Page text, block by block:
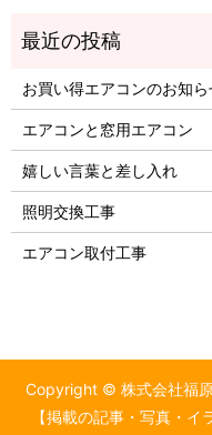
お買い得エアコンのお知ら
エアコンと窓用エアコン
嬉しい言葉と差し入れ
照明交換工事
エアコン取付工事
Copyright © 株式会社福
【掲載の記事・写真・イ